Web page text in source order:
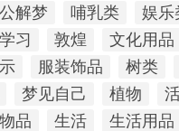
解梦 哺乳类
娱乐
习 敦煌
文化用品
服装饰品 树类
梦见自己 植物
物品 生活 生活用品